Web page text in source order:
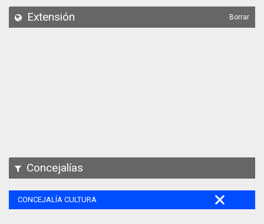
API
Extensión Borrar
Concejalías
CONCEJALÍA CULTURA